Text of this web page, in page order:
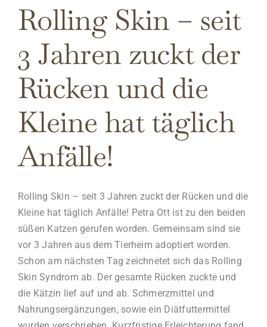
Rolling Skin – seit
3 Jahren zuckt der
Rücken und die
Kleine hat täglich
Anfälle!
Rolling Skin – seit 3 Jahren zuckt der Rücken und die
Kleine hat täglich Anfälle! Petra Ott ist zu den beiden
süßen Katzen gerufen worden. Gemeinsam sind sie
vor 3 Jahren aus dem Tierheim adoptiert worden.
Schon am nächsten Tag zeichnetet sich das Rolling
Skin Syndrom ab. Der gesamte Rücken zuckte und
die Kätzin lief auf und ab. Schmerzmittel und
Nahrungsergänzungen, sowie ein Diätfuttermittel